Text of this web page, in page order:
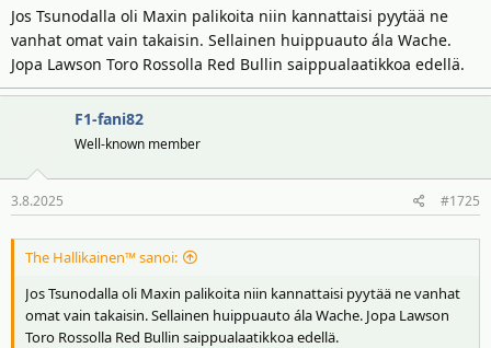
Jos Tsunodalla oli Maxin palikoita niin kannattaisi pyytää ne
vanhat omat vain takaisin. Sellainen huippuauto ála Wache.
Jopa Lawson Toro Rossolla Red Bullin saippualaatikkoa edellä.
F1-fani82
Well-known member
3.8.2025 #1725
The Hallikainen™ sanoi:
Jos Tsunodalla oli Maxin palikoita niin kannattaisi pyytää ne vanhat
omat vain takaisin. Sellainen huippuauto ála Wache. Jopa Lawson
Toro Rossolla Red Bullin saippualaatikkoa edellä.